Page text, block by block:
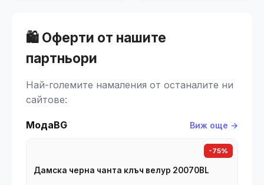
🛍️ Оферти от нашите
партньори
Най-големите намаления от останалите ни
сайтове:
МодаBG Виж още →
-75%
Дамска черна чанта клъч велур 20070BL